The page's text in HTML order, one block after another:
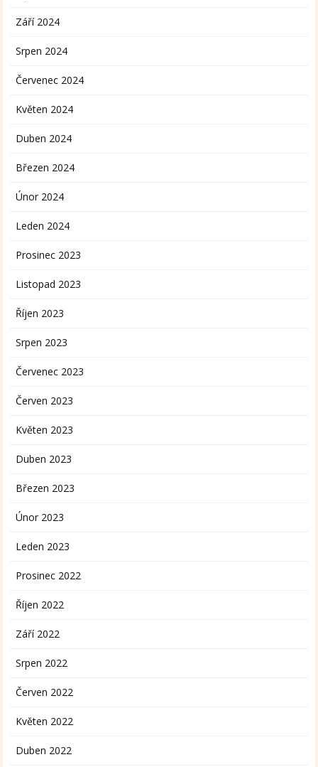
Září 2024
Srpen 2024
Červenec 2024
Květen 2024
Duben 2024
Březen 2024
Únor 2024
Leden 2024
Prosinec 2023
Listopad 2023
Říjen 2023
Srpen 2023
Červenec 2023
Červen 2023
Květen 2023
Duben 2023
Březen 2023
Únor 2023
Leden 2023
Prosinec 2022
Říjen 2022
Září 2022
Srpen 2022
Červen 2022
Květen 2022
Duben 2022